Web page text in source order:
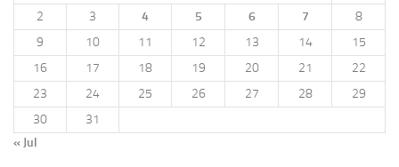
2
3 4 5 6 7
8
9
10 11 12 13 14
15
16
17 18 19 20 21
22
23
24 25 26 27 28
29
30
31
« Jul